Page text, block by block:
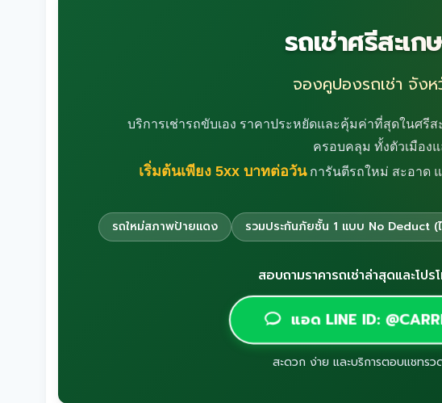
รถเช่าศรีสะเ
จองคูปองรถเช่า จัง
บริการเช่ารถขับเอง ราคาประหยัดและคุ้มค่าที่สุดในศรี
ครอบคลุม ทั้งตัวเมือง
เริ่มต้นเพียง 5xx บาทต่อวันการันตีรถใหม่ สะอาด
รถใหม่สภาพป้ายแดง รวมประกันภัยชั้น 1 แบบ No Deduct (
สอบถามราคารถเช่าล่าสุดและโป
แอด LINE ID:
สะดวก ง่าย และบริการตอบแชทร